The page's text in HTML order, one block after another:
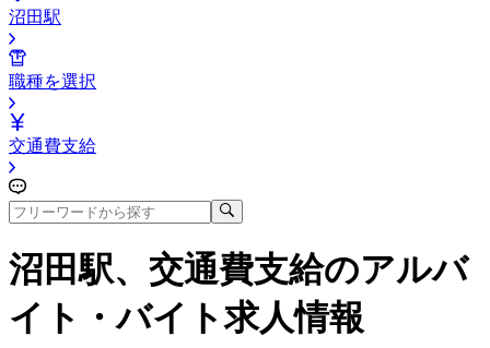
沼田駅
職種を選択
交通費支給
沼田駅、交通費支給のアルバ
イト・バイト求人情報